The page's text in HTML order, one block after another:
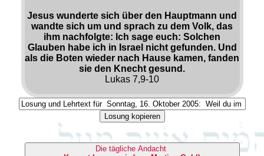
Jesus wunderte sich über den Hauptmann und
wandte sich um und sprach zu dem Volk, das
ihm nachfolgte: Ich sage euch: Solchen
Glauben habe ich in Israel nicht gefunden. Und
als die Boten wieder nach Hause kamen, fanden
sie den Knecht gesund.
Lukas 7,9-10
Losung kopieren
Die tägliche Andacht